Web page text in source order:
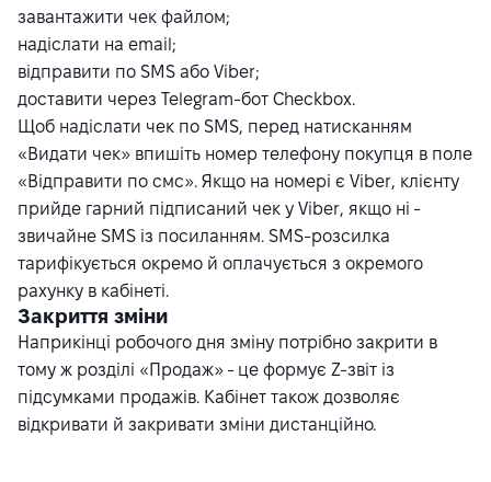
завантажити чек файлом;
надіслати на email;
відправити по SMS або Viber;
доставити через Telegram-бот Checkbox.
Щоб надіслати чек по SMS, перед натисканням
«Видати чек» впишіть номер телефону покупця в поле
«Відправити по смс». Якщо на номері є Viber, клієнту
прийде гарний підписаний чек у Viber, якщо ні -
звичайне SMS із посиланням. SMS-розсилка
тарифікується окремо й оплачується з окремого
рахунку в кабінеті.
Закриття зміни
Наприкінці робочого дня зміну потрібно закрити в
тому ж розділі «Продаж» - це формує Z-звіт із
підсумками продажів. Кабінет також дозволяє
відкривати й закривати зміни дистанційно.